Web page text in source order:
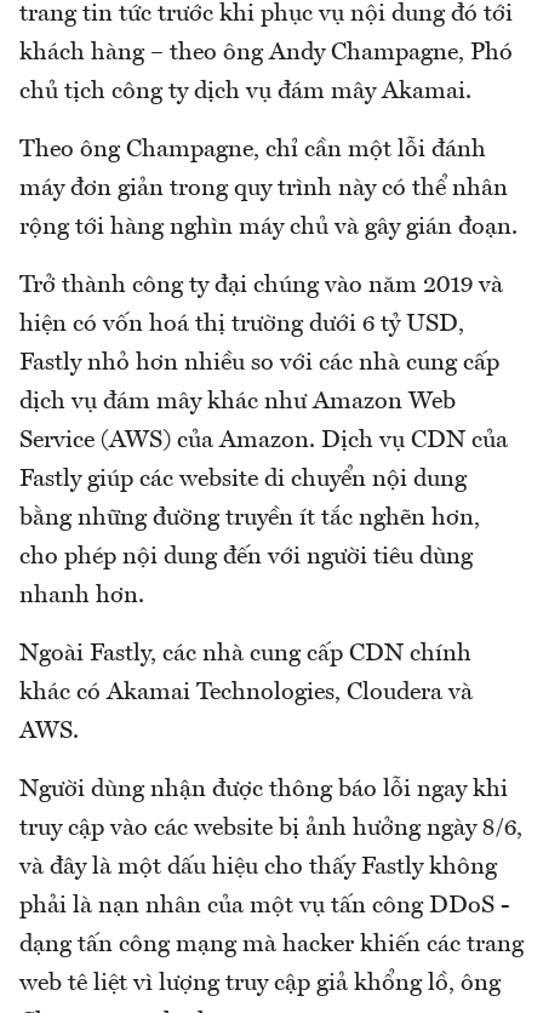
trang tin tức trước khi phục vụ nội dung đó tới
khách hàng – theo ông Andy Champagne, Phó
chủ tịch công ty dịch vụ đám mây Akamai.
Theo ông Champagne, chỉ cần một lỗi đánh
máy đơn giản trong quy trình này có thể nhân
rộng tới hàng nghìn máy chủ và gây gián đoạn.
Trở thành công ty đại chúng vào năm 2019 và
hiện có vốn hoá thị trường dưới 6 tỷ USD,
Fastly nhỏ hơn nhiều so với các nhà cung cấp
dịch vụ đám mây khác như Amazon Web
Service (AWS) của Amazon. Dịch vụ CDN của
Fastly giúp các website di chuyển nội dung
bằng những đường truyền ít tắc nghẽn hơn,
cho phép nội dung đến với người tiêu dùng
nhanh hơn.
Ngoài Fastly, các nhà cung cấp CDN chính
khác có Akamai Technologies, Cloudera và
AWS.
Người dùng nhận được thông báo lỗi ngay khi
truy cập vào các website bị ảnh hưởng ngày 8/6,
và đây là một dấu hiệu cho thấy Fastly không
phải là nạn nhân của một vụ tấn công DDoS -
dạng tấn công mạng mà hacker khiến các trang
web tê liệt vì lượng truy cập giả khổng lồ, ông